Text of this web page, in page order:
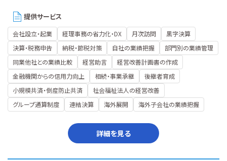
提供サービス
会社設立・起業 経理事務の省力化・DX 月次訪問
黒字決算
決算・税務申告
納税・節税対策 自社の業績把握
部門別の業績管理
同業他社との業績比較
経営助言
経営改善計画書の作成
金融機関からの信用力向上
相続・事業承継
後継者育成
小規模共済・倒産防止共済
社会福祉法人の経営改善
グループ通算制度
連結決算 海外展開 海外子会社の業績把握
詳細を見る